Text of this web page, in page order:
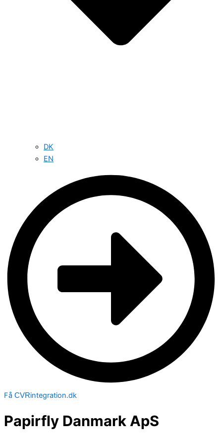
DK
EN
Få CVRintegration.dk
Papirfly Danmark ApS